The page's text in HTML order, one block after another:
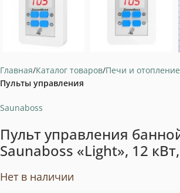
Главная Каталог товаров Печи и отопление
Пульты управления
Saunaboss
Пульт управления
Saunaboss «Light», 12
Нет в наличии